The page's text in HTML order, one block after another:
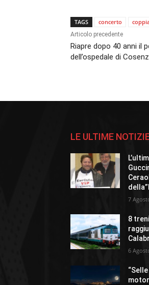
TAGS concerto
Articolo precedente
Riapre dopo 40 anni il
dell’ospedale di
LE ULTIME
7
8
6